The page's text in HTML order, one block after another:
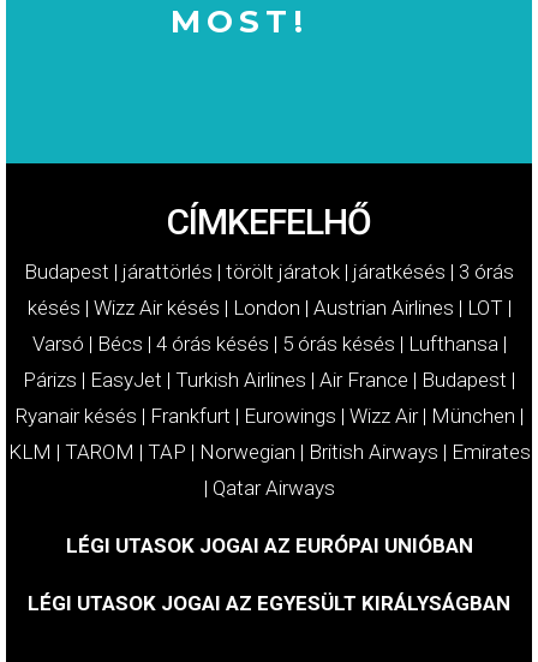
MOST!
CÍMKEFELHŐ
Budapest | járattörlés | törölt járatok | járatkésés | 3 órás
késés | Wizz Air késés | London | Austrian Airlines | LOT|
Varsó | Bécs | 4 órás késés | 5 órás késés | Lufthansa |
Párizs | EasyJet | Turkish Airlines | Air France | Budapest |
Ryanair késés | Frankfurt | Eurowings | Wizz Air| München |
KLM | TAROM | TAP | Norwegian | British Airways | Emirates
| Qatar Airways
LÉGI UTASOK JOGAI AZ EURÓPAI UNIÓBAN
LÉGI UTASOK JOGAI AZ EGYESÜLT KIRÁLYSÁGBAN